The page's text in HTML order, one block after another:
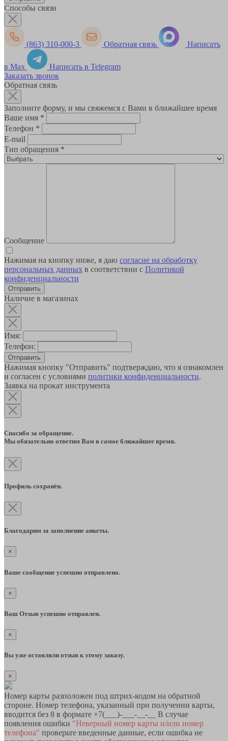
Способы связи
(863) 310-000-3 Обратная связь Написать
в Max
Написать в Telegram
Заказать звонок
Обратная связь
Заполните форму, и мы свяжемся с Вами в ближайшее время
Ваше имя *
Телефон *
E-mail
Тип обращения *
Сообщение
Нажимая на кнопку ниже, я даю согласие на обработку
персональных данных в соответствии с Политикой
конфиденциальности
Наличие в магазинах
Имя:
Телефон:
Отправить
Нажимая кнопку "Отправить" подтверждаю, что я ознакомлен
и согласен с условиями политики конфиденциальности.
Заявка на прокат инструмента
Спасибо за обращение.
Мы обязательно ответим Вам в самое ближайшее время.
Профиль сохранён.
Благодарим за заполнение анкеты.
×
Ваше сообщение успешно отправлено.
×
Ваш Отзыв успешно отправлен.
×
Вы уже оставляли отзыв к этому заказу.
×
Номер карты разположен под штрих-кодом на обратной
стороне. Номер телефона, указанный при получении карты,
вводится без 8 в формате +7(___)-___-__-__ В случае
появления ошибки "Неверный номер карты и/или номер
телефона" проверьте введенные данные, если ошибка не